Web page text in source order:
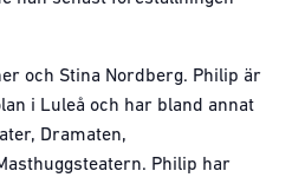
och Stina Nordberg. Philip är
i Luleå och har bland annat
Dramaten,
Philip har